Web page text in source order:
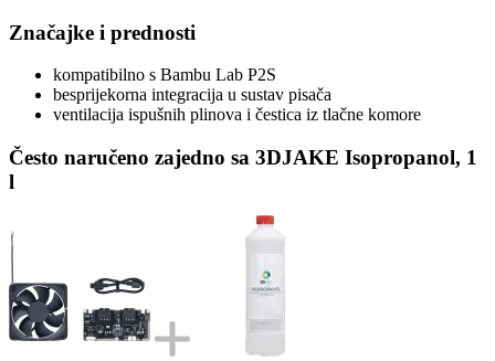
Značajke i prednosti
kompatibilno s Bambu Lab P2S
besprijekorna integracija u sustav pisača
ventilacija ispušnih plinova i čestica iz tlačne komore
Često naručeno zajedno sa 3DJAKE Isopropanol, 1
l